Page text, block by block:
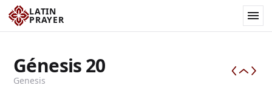
LATIN
PRAYER
Génesis20
Genesis